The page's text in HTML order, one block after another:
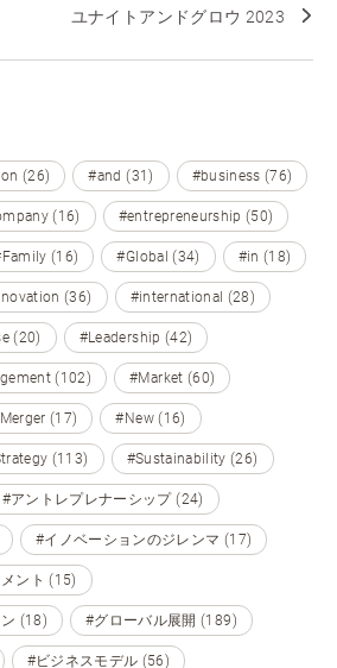
ユナイトアンドグロウ 2023
(26) #and (31) #business (76)
(16) #entrepreneurship (50)
(16) #Global (34) #in (18)
(36) #international (28)
(20) #Leadership (42)
(102) #Market (60)
(17) #New (16)
(113) #Sustainability (26)
#アントレプレナーシップ (24)
#イノベーションのジレンマ (17)
ント (15)
(18) #グローバル展開 (189)
#ビジネスモデル (56)